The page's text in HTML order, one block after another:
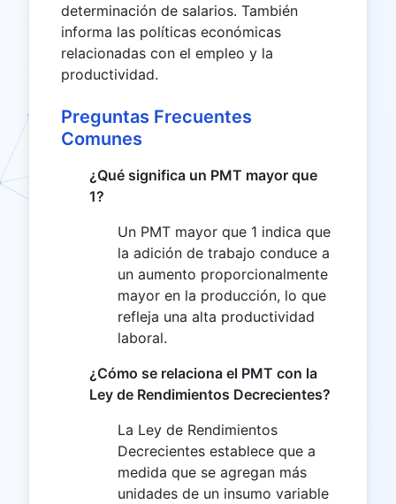
determinación de salarios. También
informa las políticas económicas
relacionadas con el empleo y la
productividad.
Preguntas Frecuentes
Comunes
¿Qué significa un PMT mayor que
1?
Un PMT mayor que 1 indica que
la adición de trabajo conduce a
un aumento proporcionalmente
mayor en la producción, lo que
refleja una alta productividad
laboral.
¿Cómo se relaciona el PMT con la
Ley de Rendimientos Decrecientes?
La Ley de Rendimientos
Decrecientes establece que a
medida que se agregan más
unidades de un insumo variable